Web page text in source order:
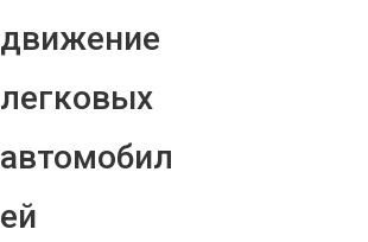
движение
легковых
автомобил
ей